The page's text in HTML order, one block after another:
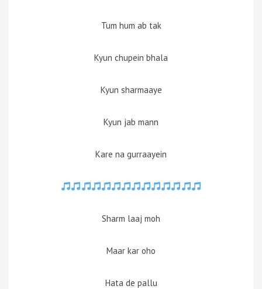
Tum hum ab tak
Kyun chupein bhala
Kyun sharmaaye
Kyun jab mann
Kare na gurraayein
Sharm laaj moh
Maar kar oho
Hata de pallu